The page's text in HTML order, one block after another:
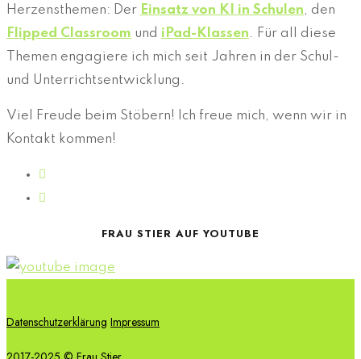
Herzensthemen: Der Einsatz von KI in Schulen, den
Flipped Classroom und iPad-Klassen. Für all diese
Themen engagiere ich mich seit Jahren in der Schul-
und Unterrichtsentwicklung.
Viel Freude beim Stöbern! Ich freue mich, wenn wir in
Kontakt kommen!
FRAU STIER AUF YOUTUBE
Datenschutzerklärung Impressum